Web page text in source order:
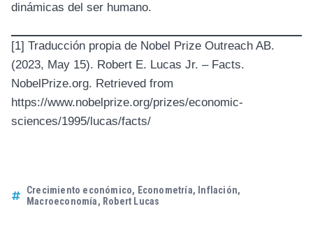
dinámicas del ser humano.
[1] Traducción propia de Nobel Prize Outreach AB.
(2023, May 15). Robert E. Lucas Jr. – Facts.
NobelPrize.org. Retrieved from
https://www.nobelprize.org/prizes/economic-
sciences/1995/lucas/facts/
Crecimiento económico, Econometría, Inflación,
Macroeconomía, Robert Lucas